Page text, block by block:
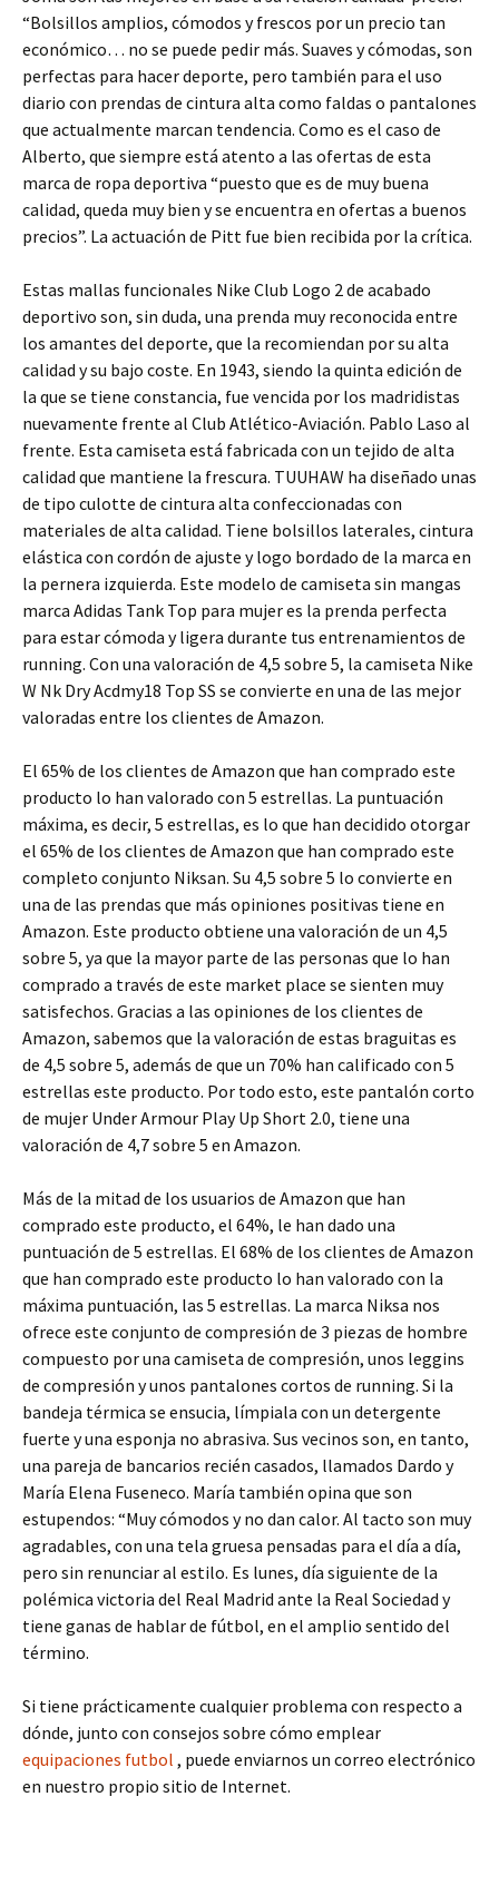
“Bolsillos amplios, cómodos y frescos por un precio tan
económico… no se puede pedir más. Suaves y cómodas, son
perfectas para hacer deporte, pero también para el uso
diario con prendas de cintura alta como faldas o pantalones
que actualmente marcan tendencia. Como es el caso de
Alberto, que siempre está atento a las ofertas de esta
marca de ropa deportiva “puesto que es de muy buena
calidad, queda muy bien y se encuentra en ofertas a buenos
precios”. La actuación de Pitt fue bien recibida por la crítica.
Estas mallas funcionales Nike Club Logo 2 de acabado
deportivo son, sin duda, una prenda muy reconocida entre
los amantes del deporte, que la recomiendan por su alta
calidad y su bajo coste. En 1943, siendo la quinta edición de
la que se tiene constancia, fue vencida por los madridistas
nuevamente frente al Club Atlético-Aviación. Pablo Laso al
frente. Esta camiseta está fabricada con un tejido de alta
calidad que mantiene la frescura. TUUHAW ha diseñado unas
de tipo culotte de cintura alta confeccionadas con
materiales de alta calidad. Tiene bolsillos laterales, cintura
elástica con cordón de ajuste y logo bordado de la marca en
la pernera izquierda. Este modelo de camiseta sin mangas
marca Adidas Tank Top para mujer es la prenda perfecta
para estar cómoda y ligera durante tus entrenamientos de
running. Con una valoración de 4,5 sobre 5, la camiseta Nike
W Nk Dry Acdmy18 Top SS se convierte en una de las mejor
valoradas entre los clientes de Amazon.
El 65% de los clientes de Amazon que han comprado este
producto lo han valorado con 5 estrellas. La puntuación
máxima, es decir, 5 estrellas, es lo que han decidido otorgar
el 65% de los clientes de Amazon que han comprado este
completo conjunto Niksan. Su 4,5 sobre 5 lo convierte en
una de las prendas que más opiniones positivas tiene en
Amazon. Este producto obtiene una valoración de un 4,5
sobre 5, ya que la mayor parte de las personas que lo han
comprado a través de este market place se sienten muy
satisfechos. Gracias a las opiniones de los clientes de
Amazon, sabemos que la valoración de estas braguitas es
de 4,5 sobre 5, además de que un 70% han calificado con 5
estrellas este producto. Por todo esto, este pantalón corto
de mujer Under Armour Play Up Short 2.0, tiene una
valoración de 4,7 sobre 5 en Amazon.
Más de la mitad de los usuarios de Amazon que han
comprado este producto, el 64%, le han dado una
puntuación de 5 estrellas. El 68% de los clientes de Amazon
que han comprado este producto lo han valorado con la
máxima puntuación, las 5 estrellas. La marca Niksa nos
ofrece este conjunto de compresión de 3 piezas de hombre
compuesto por una camiseta de compresión, unos leggins
de compresión y unos pantalones cortos de running. Si la
bandeja térmica se ensucia, límpiala con un detergente
fuerte y una esponja no abrasiva. Sus vecinos son, en tanto,
una pareja de bancarios recién casados, llamados Dardo y
María Elena Fuseneco. María también opina que son
estupendos: “Muy cómodos y no dan calor. Al tacto son muy
agradables, con una tela gruesa pensadas para el día a día,
pero sin renunciar al estilo. Es lunes, día siguiente de la
polémica victoria del Real Madrid ante la Real Sociedad y
tiene ganas de hablar de fútbol, en el amplio sentido del
término.
Si tiene prácticamente cualquier problema con respecto a
dónde, junto con consejos sobre cómo emplear
equipaciones futbol , puede enviarnos un correo electrónico
en nuestro propio sitio de Internet.